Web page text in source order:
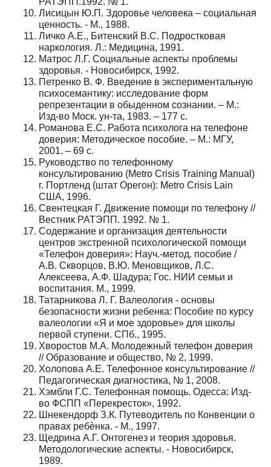
Лисицын Ю.П. Здоровье человека – социальная
ценность. - М., 1988.
Личко А.Е., Битенский B.C. Подростковая
наркология. Л.: Медицина, 1991.
Матрос Л.Г. Социальные аспекты проблемы
здоровья. - Новосибирск, 1992.
Петренко В. Ф. Введение в экспериментальную
психосемантику: исследование форм
репрезентации в обыденном сознании. – М.:
Изд-во Моск. ун-та, 1983. – 177 с.
Романова Е.С. Работа психолога на телефоне
доверия: Методическое пособие. – М.: МГУ,
2001. – 69 с.
Руководство по телефонному
консультированию (Metro Crisis Training Manual)
г. Портленд (штат Орегон): Metro Crisis Lain
США, 1996.
Свентецкая Г. Движение помощи по телефону //
Вестник РАТЭПП. 1992. № 1.
Содержание и организация деятельности
центров экстренной психологической помощи
«Телефон доверия»: Науч.-метод. пособие /
А.В. Скворцов, В.Ю. Меновщиков, Л.С.
Алексеева, А.Ф. Шадура; Гос. НИИ семьи и
воспитания. М., 1999.
Татарникова Л. Г. Валеология - основы
безопасности жизни ребенка: Пособие по курсу
валеологии «Я и мое здоровье» для школы
первой ступени. СПб., 1995.
Хворостов М.А. Молодежный телефон доверия
// Образование и общество, № 2, 1999.
Холопова А.Е. Телефонное консультирование //
Педагогическая диагностика, № 1, 2008.
Хэмбли Г.С. Телефонная помощь. Одесса: Изд-
во ФСПП «Перекресток», 1992.
Шнекендорф З.К. Путеводитель по Конвенции о
правах ребѐнка. - М., 1997.
Щедрина А.Г. Онтогенез и теория здоровья.
Методологические аспекты. - Новосибирск,
1989.